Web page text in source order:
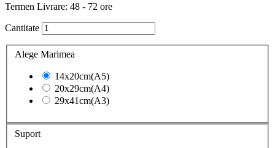
Termen Livrare: 48 - 72 ore
Cantitate
Alege Marimea
14x20cm(A5)
20x29cm(A4)
29x41cm(A3)
Suport